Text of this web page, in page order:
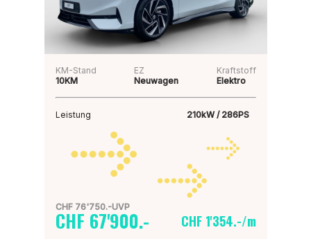
KM-Stand
10KM
EZ
Neuwagen
Kraftstoff
Elektro
Leistung 210kW / 286PS
CHF 76'750.-UVP
CHF 67'900.- CHF 1'354.-/m